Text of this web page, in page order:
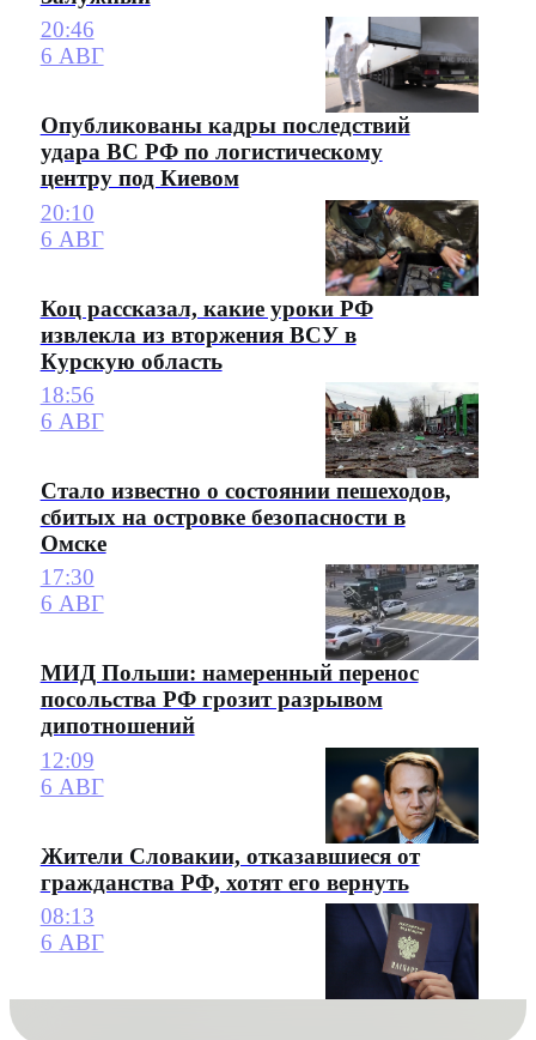
20:46
6 АВГ
Опубликованы кадры последствий
удара ВС РФ по логистическому
центру под Киевом
20:10
6 АВГ
Коц рассказал, какие уроки РФ
извлекла из вторжения ВСУ в
Курскую область
18:56
6 АВГ
Стало известно о состоянии пешеходов,
сбитых на островке безопасности в
Омске
17:30
6 АВГ
МИД Польши: намеренный перенос
посольства РФ грозит разрывом
дипотношений
12:09
6 АВГ
Жители Словакии, отказавшиеся от
гражданства РФ, хотят его вернуть
08:13
6 АВГ